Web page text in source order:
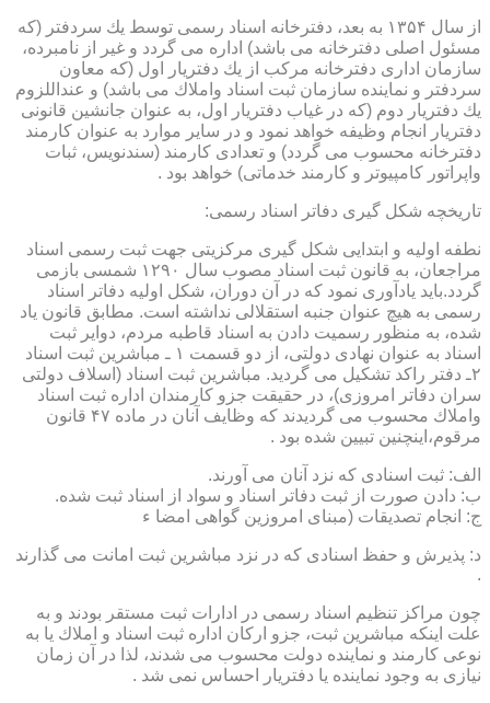
از سال ۱۳۵۴ به بعد، دفترخانه اسناد رسمی توسط یك سردفتر (كه
مسئول اصلی دفترخانه می باشد) اداره می گردد و غیر از نامبرده،
سازمان اداری دفترخانه مركب از یك دفتریار اول (كه معاون
سردفتر و نماینده سازمان ثبت اسناد واملاك می باشد) و عنداللزوم
یك دفتریار دوم (كه در غیاب دفتریار اول، به عنوان جانشین قانونی
دفتریار انجام وظیفه خواهد نمود و در سایر موارد به عنوان كارمند
دفترخانه محسوب می گردد) و تعدادی كارمند (سندنویس، ثبات
واپراتور كامپیوتر و كارمند خدماتی) خواهد بود .
تاریخچه شكل گیری دفاتر اسناد رسمی:
نطفه اولیه و ابتدایی شكل گیری مركزیتی جهت ثبت رسمی اسناد
مراجعان، به قانون ثبت اسناد مصوب سال ۱۲۹۰ شمسی بازمی
گردد.باید یادآوری نمود كه در آن دوران، شكل اولیه دفاتر اسناد
رسمی به هیچ عنوان جنبه استقلالی نداشته است. مطابق قانون یاد
شده، به منظور رسمیت دادن به اسناد قاطبه مردم، دوایر ثبت
اسناد به عنوان نهادی دولتی، از دو قسمت ۱ ـ مباشرین ثبت اسناد
۲ـ دفتر راكد تشكیل می گردید. مباشرین ثبت اسناد (اسلاف دولتی
سران دفاتر امروزی)، در حقیقت جزو كارمندان اداره ثبت اسناد
واملاك محسوب می گردیدند كه وظایف آنان در ماده ۴۷ قانون
مرقوم،اینچنین تبیین شده بود .
الف: ثبت اسنادی كه نزد آنان می آورند.
ب: دادن صورت از ثبت دفاتر اسناد و سواد از اسناد ثبت شده.
ج: انجام تصدیقات (مبنای امروزین گواهی امضا ء
د: پذیرش و حفظ اسنادی كه در نزد مباشرین ثبت امانت می گذارند
.
چون مراكز تنظیم اسناد رسمی در ادارات ثبت مستقر بودند و به
علت اینكه مباشرین ثبت، جزو اركان اداره ثبت اسناد و املاك یا به
نوعی كارمند و نماینده دولت محسوب می شدند، لذا در آن زمان
نیازی به وجود نماینده یا دفتریار احساس نمی شد .